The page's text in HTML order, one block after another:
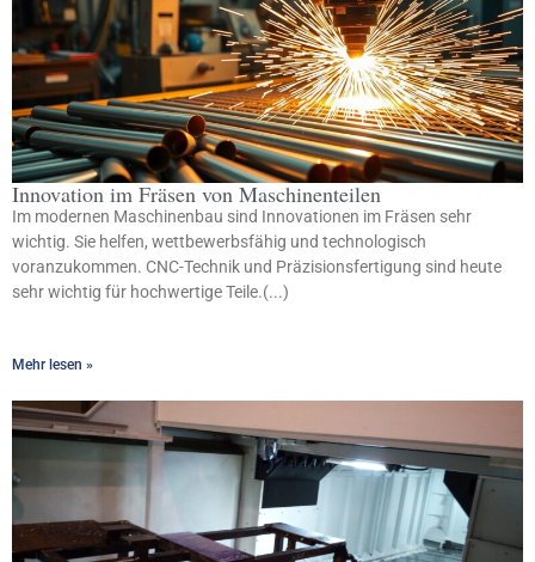
Innovation im Fräsen von Maschinenteilen
Im modernen Maschinenbau sind Innovationen im Fräsen sehr
wichtig. Sie helfen, wettbewerbsfähig und technologisch
voranzukommen. CNC-Technik und Präzisionsfertigung sind heute
sehr wichtig für hochwertige Teile.(...)
Mehr lesen »